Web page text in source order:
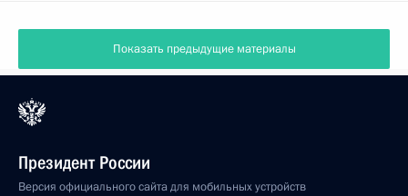
Показать предыдущие материалы
Президент России
Версия официального сайта для мобильных устройств